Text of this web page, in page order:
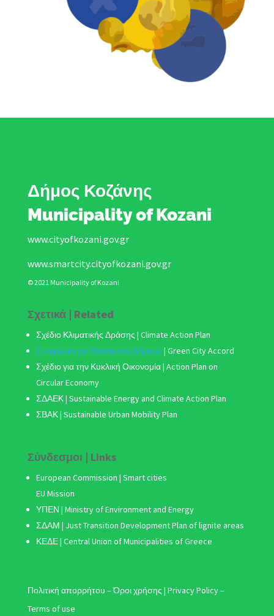
Δήμος Κοζάνης
Municipality of Kozani
www.cityofkozani.gov.gr
www.smartcity.cityofkozani.gov.gr
© 2021 Municipality of Kozani
Σχετικά | Related
Σχέδιο Κλιματικής Δράσης | Climate Action Plan
Συμφωνία για Πράσινους Δήμους | Green City Accord
Σχέδιο για την Κυκλική Οικονομία | Action Plan on
Circular Economy
ΣΔΑΕΚ | Sustainable Energy and Climate Action Plan
ΣΒΑΚ| Sustainable Urban Mobility Plan
Σύνδεσμοι | Links
European Commission | Smart cities
EU Mission
ΥΠΕΝ | Ministry of Environment and Energy
ΣΔΑΜ | Just Transition Development Plan of lignite areas
ΚΕΔΕ | Central Union of Municipalities of Greece
Πολιτική απορρήτου – Όροι χρήσης | Privacy Policy –
Terms of use